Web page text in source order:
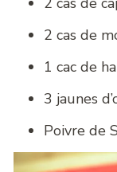
2 cas de
1 cac de
3 jaunes
Poivre de